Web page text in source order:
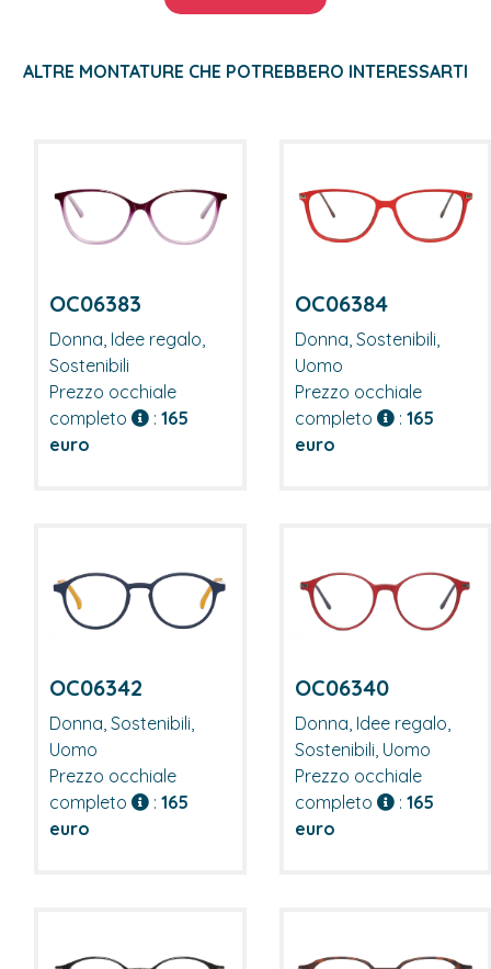
ALTRE MONTATURE CHE POTREBBERO INTERESSARTI
OC06383
Donna, Idee regalo,
Sostenibili
Prezzo occhiale
completo
: 165
euro
OC06384
Donna, Sostenibili,
Uomo
Prezzo occhiale
completo
: 165
euro
OC06342
Donna, Sostenibili,
Uomo
Prezzo occhiale
completo
: 165
euro
OC06340
Donna, Idee regalo,
Sostenibili, Uomo
Prezzo occhiale
completo
: 165
euro